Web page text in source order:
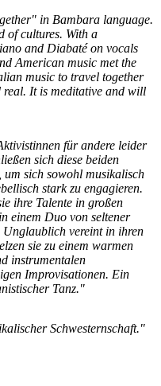
in Bambara language.
of cultures. With a
and Diabaté on vocals
American music met the
music to travel together
It is meditative and will
für andere leider
sich diese beiden
um sich sowohl musikalisch
stark zu engagieren.
ihre Talente in großen
einem Duo von seltener
vereint in ihren
sie zu einem warmen
instrumentalen
Improvisationen. Ein
Tanz."
Schwesternschaft."